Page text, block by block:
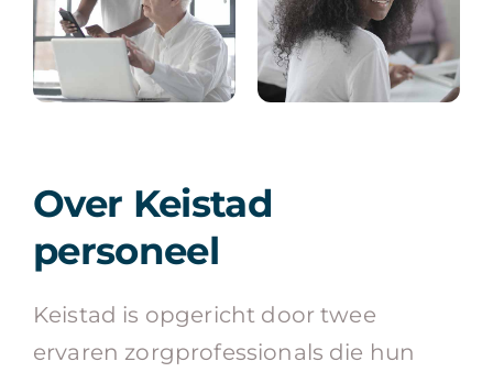
Over Keistad
personeel
Keistad is opgericht door twee
ervaren zorgprofessionals die hun